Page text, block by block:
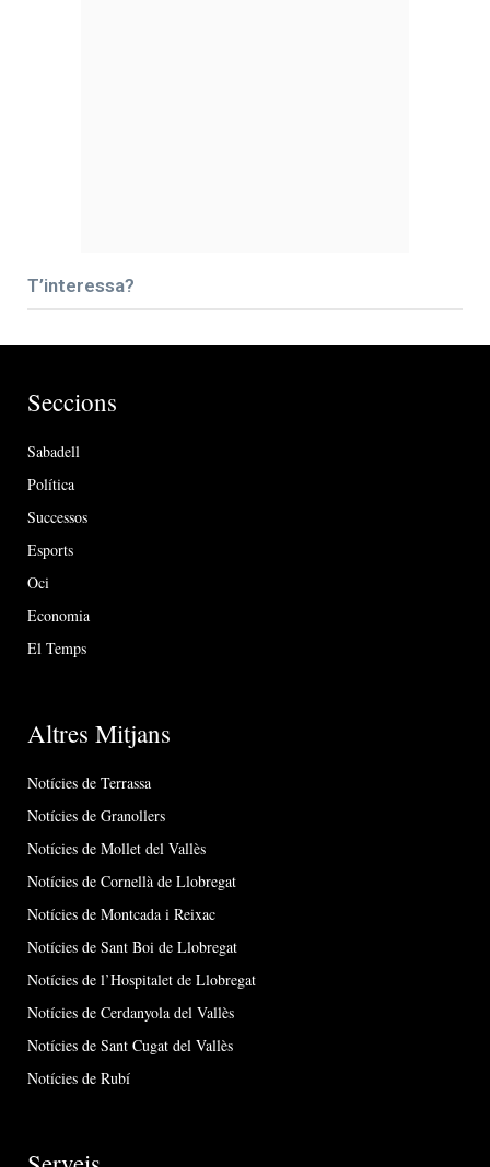
T’interessa?
Seccions
Sabadell
Política
Successos
Esports
Oci
Economia
El Temps
Altres Mitjans
Notícies de Terrassa
Notícies de Granollers
Notícies de Mollet del Vallès
Notícies de Cornellà de Llobregat
Notícies de Montcada i Reixac
Notícies de Sant Boi de Llobregat
Notícies de l’Hospitalet de Llobregat
Notícies de Cerdanyola del Vallès
Notícies de Sant Cugat del Vallès
Notícies de Rubí